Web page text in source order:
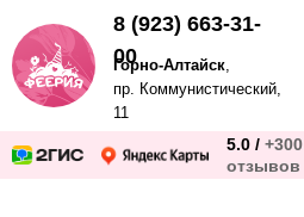
5.0 / +300
отзывов
Горно-Алтайск,
пр. Коммунистический,
11
8 (923) 663-31-
00